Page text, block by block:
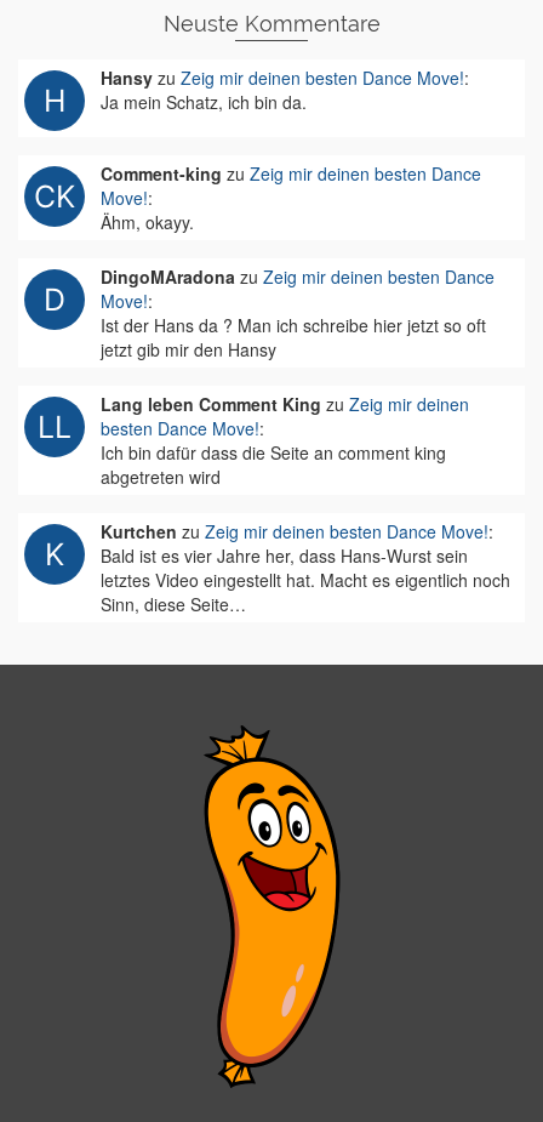
Neuste Kommentare
Hansy zu Zeig mir deinen besten Dance Move!:
Ja mein Schatz, ich bin da.
Comment-king zu Zeig mir deinen besten Dance
Move!:
Ähm, okayy.
DingoMAradona zu Zeig mir deinen besten Dance
Move!:
Ist der Hans da ? Man ich schreibe hier jetzt so oft
jetzt gib mir den Hansy
Lang leben Comment King zu Zeig mir deinen
besten Dance Move!:
Ich bin dafür dass die Seite an comment king
abgetreten wird
Kurtchen zu Zeig mir deinen besten Dance Move!:
Bald ist es vier Jahre her, dass Hans-Wurst sein
letztes Video eingestellt hat. Macht es eigentlich noch
Sinn, diese Seite…